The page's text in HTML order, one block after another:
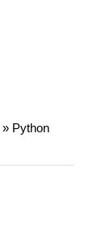
» Python